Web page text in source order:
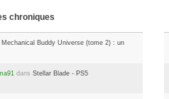
chroniques
Mechanical Buddy Universe (tome 2) : un
dansStellar Blade - PS5